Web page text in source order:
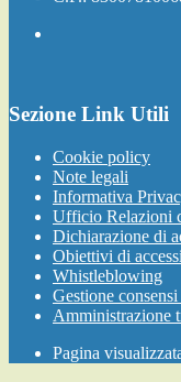
Sezione Link Utili
Cookie policy
Note legali
Informativa
Ufficio Relazioni
Dichiarazione di
Obiettivi di
Whistleblowing
Gestione
Amministrazione
Pagina